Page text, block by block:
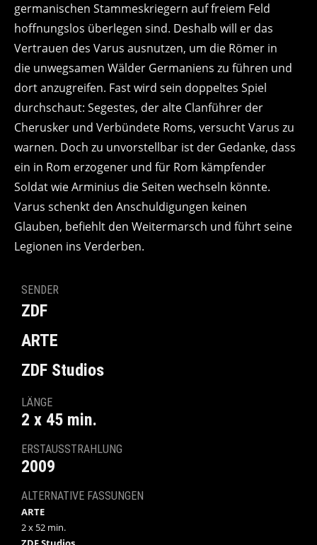
germanischen Stammeskriegern auf freiem Feld
hoffnungslos überlegen sind. Deshalb will er das
Vertrauen des Varus ausnutzen, um die Römer in
die unwegsamen Wälder Germaniens zu führen und
dort anzugreifen. Fast wird sein doppeltes Spiel
durchschaut: Segestes, der alte Clanführer der
Cherusker und Verbündete Roms, versucht Varus zu
warnen. Doch zu unvorstellbar ist der Gedanke, dass
ein in Rom erzogener und für Rom kämpfender
Soldat wie Arminius die Seiten wechseln könnte.
Varus schenkt den Anschuldigungen keinen
Glauben, befiehlt den Weitermarsch und führt seine
Legionen ins Verderben.
SENDER
ZDF
ARTE
ZDF Studios
LÄNGE
2 x 45 min.
ERSTAUSSTRAHLUNG
2009
ALTERNATIVE FASSUNGEN
ARTE
2 x 52 min.